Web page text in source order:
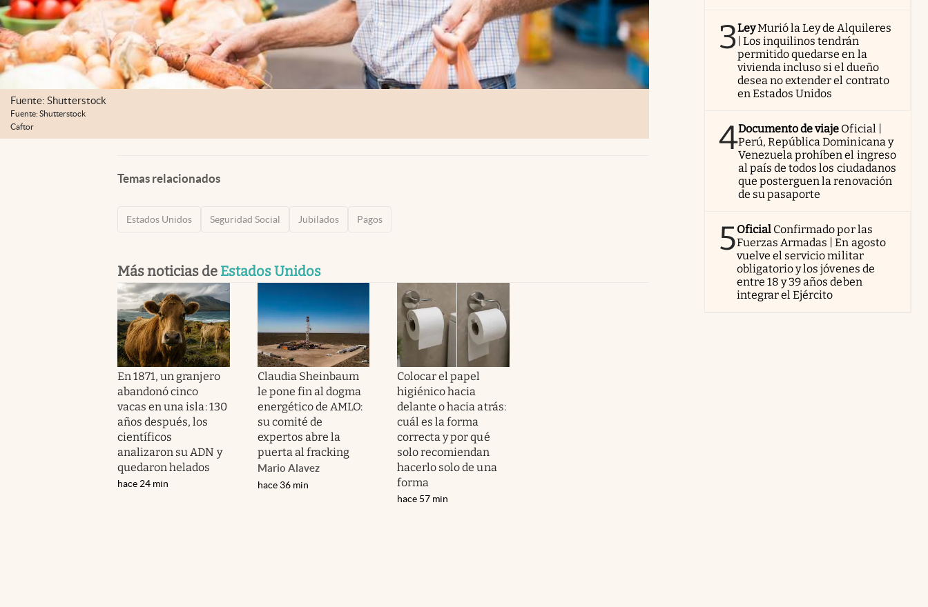
Fuente: Shutterstock
Fuente: Shutterstock
Caftor
Temas relacionados
Estados Unidos Seguridad Social Jubilados Pagos
Más noticias de Estados Unidos
En 1871, un granjero
abandonó cinco
vacas en una isla: 130
años después, los
científicos
analizaron su ADN y
quedaron helados
hace 24 min
Claudia Sheinbaum
le pone fin al dogma
energético de AMLO:
su comité de
expertos abre la
puerta al fracking
Mario Alavez
hace 36 min
Colocar el papel
higiénico hacia
delante o hacia atrás:
cuál es la forma
correcta y por qué
solo recomiendan
hacerlo solo de una
forma
hace 57 min
3LeyMurió la Ley de Alquileres
| Los inquilinos tendrán
permitido quedarse en la
vivienda incluso si el dueño
desea no extender el contrato
en Estados Unidos
4Documento de viaje Oficial |
Perú, República Dominicana y
Venezuela prohíben el ingreso
al país de todos los ciudadanos
que posterguen la renovación
de su pasaporte
5Oficial Confirmado por las
Fuerzas Armadas | En agosto
vuelve el servicio militar
obligatorio y los jóvenes de
entre 18 y 39 años deben
integrar el Ejército